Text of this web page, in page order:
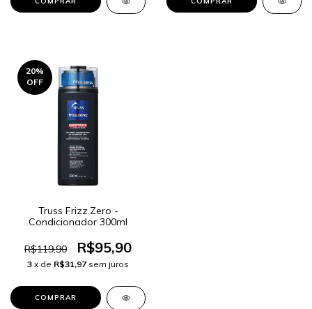
20%
OFF
Truss Frizz.Zero -
Condicionador 300ml
R$119,90 R$95,90
3 x de R$31,97 sem juros